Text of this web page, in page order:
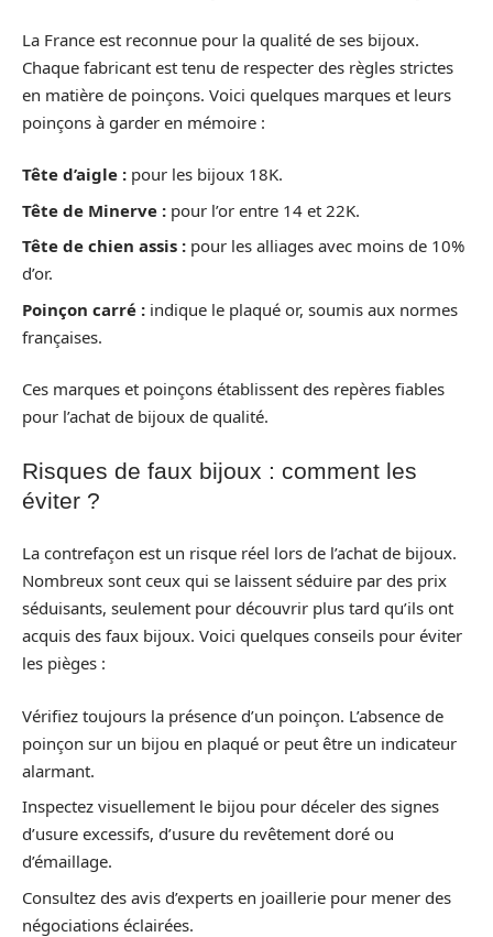
La France est reconnue pour la qualité de ses bijoux.
Chaque fabricant est tenu de respecter des règles strictes
en matière de poinçons. Voici quelques marques et leurs
poinçons à garder en mémoire :
Tête d’aigle : pour les bijoux 18K.
Tête de Minerve : pour l’or entre 14 et 22K.
Tête de chien assis : pour les alliages avec moins de 10%
d’or.
Poinçon carré : indique le plaqué or, soumis aux normes
françaises.
Ces marques et poinçons établissent des repères fiables
pour l’achat de bijoux de qualité.
Risques de faux bijoux : comment les
éviter ?
La contrefaçon est un risque réel lors de l’achat de bijoux.
Nombreux sont ceux qui se laissent séduire par des prix
séduisants, seulement pour découvrir plus tard qu’ils ont
acquis des faux bijoux. Voici quelques conseils pour éviter
les pièges :
Vérifiez toujours la présence d’un poinçon. L’absence de
poinçon sur un bijou en plaqué or peut être un indicateur
alarmant.
Inspectez visuellement le bijou pour déceler des signes
d’usure excessifs, d’usure du revêtement doré ou
d’émaillage.
Consultez des avis d’experts en joaillerie pour mener des
négociations éclairées.